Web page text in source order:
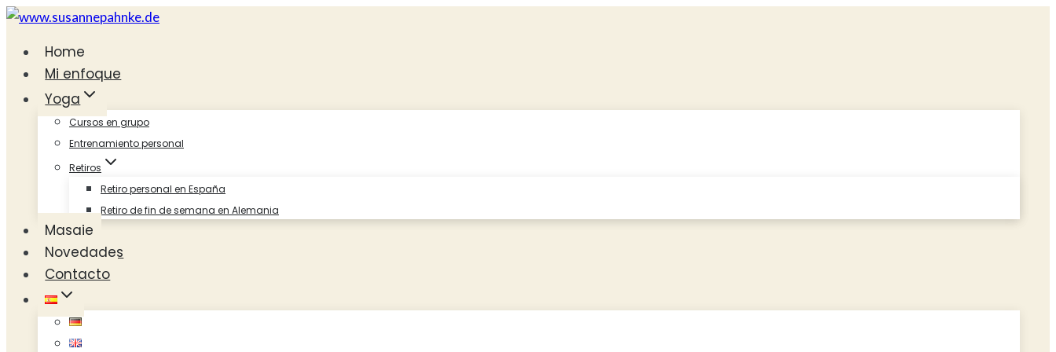
Saltar
contenidoHome
Mi enfoque
Yoga
Cursos en grupo
Entrenamiento personal
Retiros
Retiro personal en España
Retiro de fin de semana en Alemania
Masaje
Novedades
Contacto